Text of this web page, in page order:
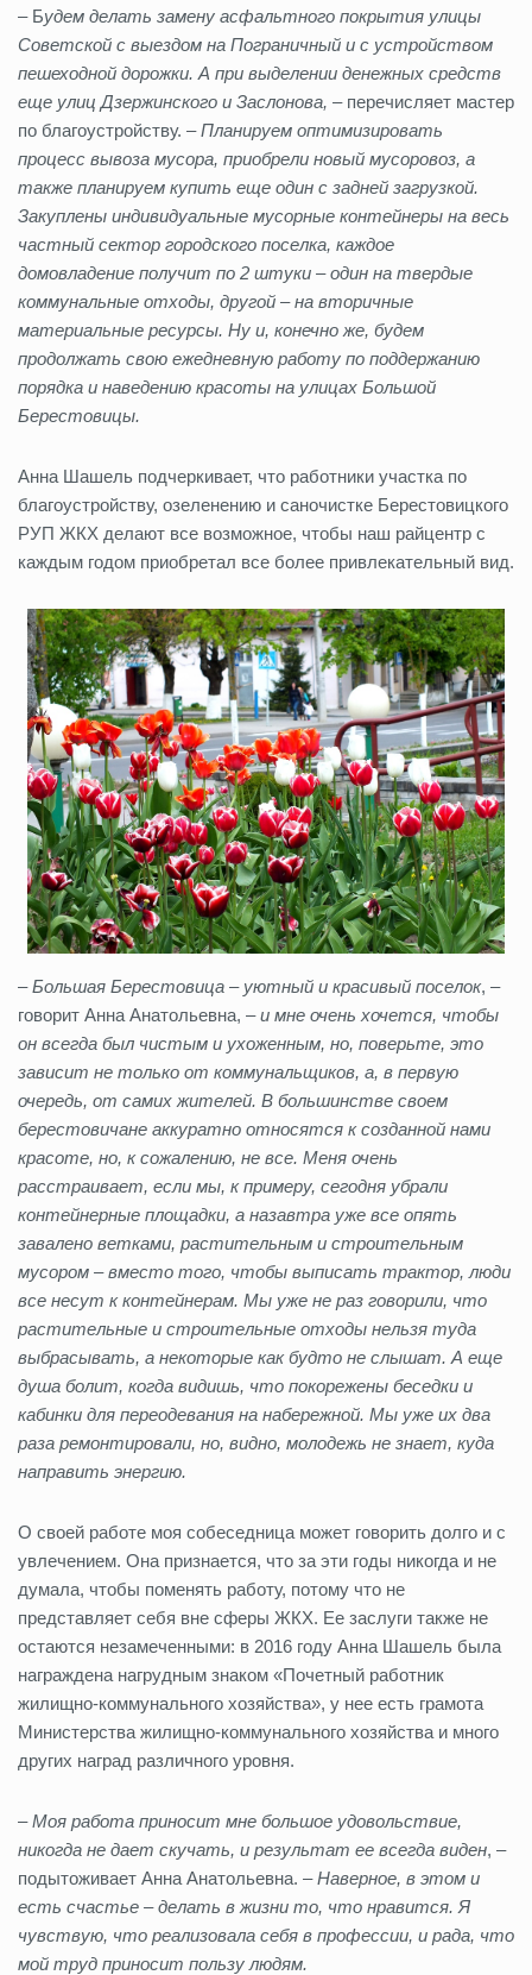
– Будем делать замену асфальтного покрытия улицы
Советской с выездом на Пограничный и с устройством
пешеходной дорожки. А при выделении денежных средств
еще улиц Дзержинского и Заслонова, – перечисляет мастер
по благоустройству. –Планируем оптимизировать
процесс вывоза мусора, приобрели новый мусоровоз, а
также планируем купить еще один с задней загрузкой.
Закуплены индивидуальные мусорные контейнеры на весь
частный сектор городского поселка, каждое
домовладение получит по 2 штуки – один на твердые
коммунальные отходы, другой – на вторичные
материальные ресурсы. Ну и, конечно же, будем
продолжать свою ежедневную работу по поддержанию
порядка и наведению красоты на улицах Большой
Берестовицы.
Анна Шашель подчеркивает, что работники участка по
благоустройству, озеленению и саночистке Берестовицкого
РУП ЖКХ делают все возможное, чтобы наш райцентр с
каждым годом приобретал все более привлекательный вид.
–Большая Берестовица – уютный и красивый поселок, –
говорит Анна Анатольевна, –и мне очень хочется, чтобы
он всегда был чистым и ухоженным, но, поверьте, это
зависит не только от коммунальщиков, а, в первую
очередь, от самих жителей. В большинстве своем
берестовичане аккуратно относятся к созданной нами
красоте, но, к сожалению, не все. Меня очень
расстраивает, если мы, к примеру, сегодня убрали
контейнерные площадки, а назавтра уже все опять
завалено ветками, растительным и строительным
мусором – вместо того, чтобы выписать трактор, люди
все несут к контейнерам. Мы уже не раз говорили, что
растительные и строительные отходы нельзя туда
выбрасывать, а некоторые как будто не слышат. А еще
душа болит, когда видишь, что покорежены беседки и
кабинки для переодевания на набережной. Мы уже их два
раза ремонтировали, но, видно, молодежь не знает, куда
направить энергию.
О своей работе моя собеседница может говорить долго и с
увлечением. Она признается, что за эти годы никогда и не
думала, чтобы поменять работу, потому что не
представляет себя вне сферы ЖКХ. Ее заслуги также не
остаются незамеченными: в 2016 году Анна Шашель была
награждена нагрудным знаком «Почетный работник
жилищно-коммунального хозяйства», у нее есть грамота
Министерства жилищно-коммунального хозяйства и много
других наград различного уровня.
–Моя работа приносит мне большое удовольствие,
никогда не дает скучать, и результат ее всегда виден, –
подытоживает Анна Анатольевна. –Наверное, в этом и
есть счастье – делать в жизни то, что нравится. Я
чувствую, что реализовала себя в профессии, и рада, что
мой труд приносит пользу людям.